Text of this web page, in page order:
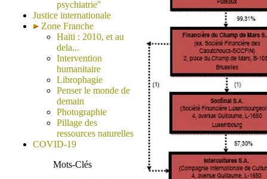
psychiatrie"
Justice internationale
Zone Franche
Haïti : 2010, et au
dela...
Intervention
humanitaire
Librophagie
Penser le monde de
demain
Photographie
Pillage des
ressources naturelles
COVID-19
Mots-Clés